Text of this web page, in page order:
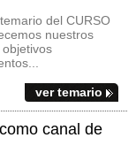
del CURSO
nuestros
ver temario
canal de